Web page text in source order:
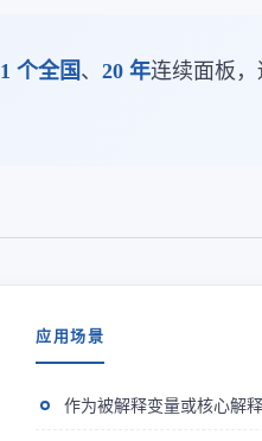
1 个全国 、 20 年连续面板
应用场景
作为被解释变量或核心解